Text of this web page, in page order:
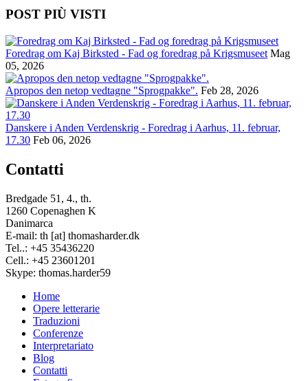
POST PIÙ VISTI
Foredrag om Kaj Birksted - Fad og foredrag på Krigsmuseet Mag
05, 2026
Apropos den netop vedtagne "Sprogpakke". Feb 28, 2026
Danskere i Anden Verdenskrig - Foredrag i Aarhus, 11. februar,
17.30 Feb 06, 2026
Contatti
Bredgade 51, 4., th.
1260 Copenaghen K
Danimarca
E-mail: th [at] thomasharder.dk
Tel..: +45 35436220
Cell.: +45 23601201
Skype: thomas.harder59
Footer
menu
Home
Opere letterarie
Traduzioni
Conferenze
Interpretariato
Blog
Contatti